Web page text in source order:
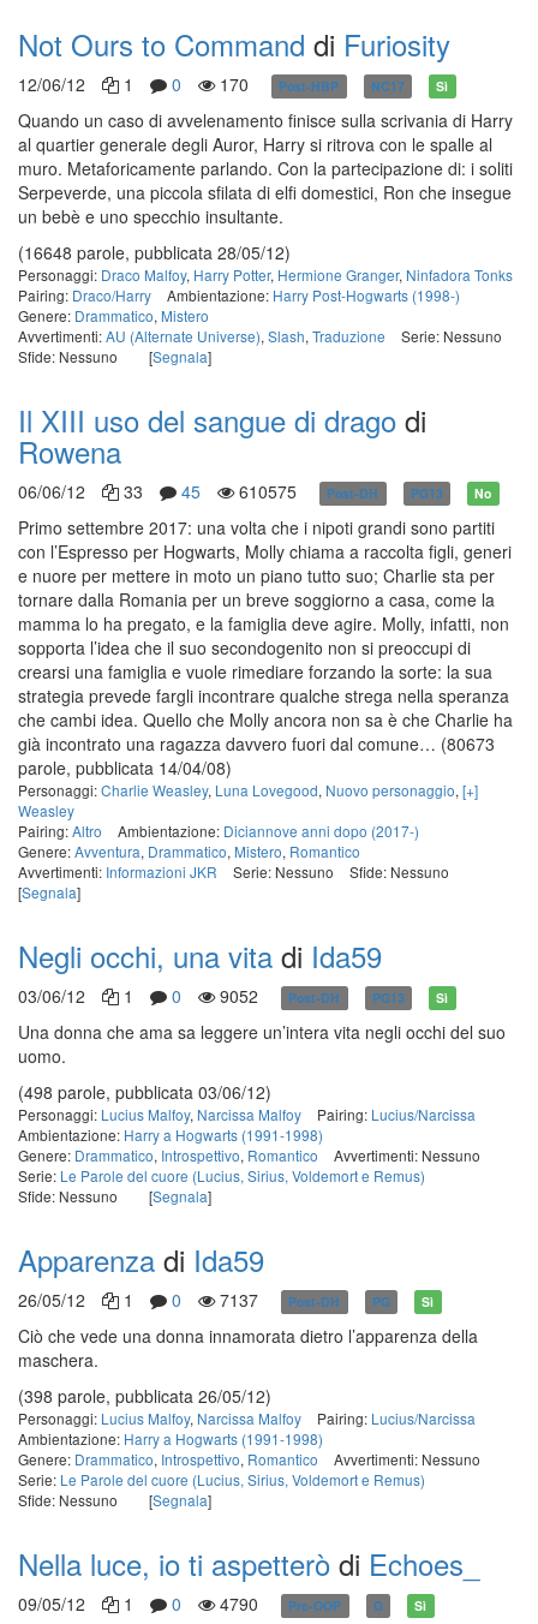
Not Ours to Command di Furiosity
12/06/12 1 0 170 Post-HBP NC17 Sì
Quando un caso di avvelenamento finisce sulla scrivania di Harry
al quartier generale degli Auror, Harry si ritrova con le spalle al
muro. Metaforicamente parlando. Con la partecipazione di: i soliti
Serpeverde, una piccola sfilata di elfi domestici, Ron che insegue
un bebè e uno specchio insultante.
(16648 parole, pubblicata 28/05/12)
Personaggi: Draco Malfoy, Harry Potter, Hermione Granger, Ninfadora Tonks
Pairing: Draco/Harry Ambientazione: Harry Post-Hogwarts (1998-)
Genere: Drammatico, Mistero
Avvertimenti:AU (Alternate Universe), Slash, Traduzione
Serie: Nessuno
Sfide: Nessuno
[Segnala]
Il XIII uso del sangue di drago di
Rowena
06/06/12 33 45 610575 Post-DH PG13 No
Primo settembre 2017: una volta che i nipoti grandi sono partiti
con l’Espresso per Hogwarts, Molly chiama a raccolta figli, generi
e nuore per mettere in moto un piano tutto suo; Charlie sta per
tornare dalla Romania per un breve soggiorno a casa, come la
mamma lo ha pregato, e la famiglia deve agire. Molly, infatti, non
sopporta l’idea che il suo secondogenito non si preoccupi di
crearsi una famiglia e vuole rimediare forzando la sorte: la sua
strategia prevede fargli incontrare qualche strega nella speranza
che cambi idea. Quello che Molly ancora non sa è che Charlie ha
già incontrato una ragazza davvero fuori dal comune… (80673
parole, pubblicata 14/04/08)
Personaggi:Charlie Weasley, Luna Lovegood, Nuovo personaggio, [+]
Weasley
Pairing:Altro Ambientazione: Diciannove anni dopo (2017-)
Genere:Avventura, Drammatico, Mistero, Romantico
Avvertimenti: Informazioni JKR Serie: Nessuno
Sfide: Nessuno
[Segnala]
Negli occhi, una vita di Ida59
03/06/12 1 0 9052 Post-DH PG13 Sì
Una donna che ama sa leggere un’intera vita negli occhi del suo
uomo.
(498 parole, pubblicata 03/06/12)
Personaggi: Lucius Malfoy, Narcissa Malfoy Pairing: Lucius/Narcissa
Ambientazione: Harry a Hogwarts (1991-1998)
Genere: Drammatico, Introspettivo, Romantico
Avvertimenti: Nessuno
Serie: Le Parole del cuore (Lucius, Sirius, Voldemort e Remus)
Sfide: Nessuno
[Segnala]
Apparenza di Ida59
26/05/12 1 0 7137 Post-DH PG Sì
Ciò che vede una donna innamorata dietro l’apparenza della
maschera.
(398 parole, pubblicata 26/05/12)
Personaggi: Lucius Malfoy, Narcissa Malfoy Pairing: Lucius/Narcissa
Ambientazione: Harry a Hogwarts (1991-1998)
Genere: Drammatico, Introspettivo, Romantico
Avvertimenti: Nessuno
Serie: Le Parole del cuore (Lucius, Sirius, Voldemort e Remus)
Sfide: Nessuno
[Segnala]
Nella luce, io ti aspetterò di Echoes_
09/05/12 1 0 4790 Pre-OOP G Sì